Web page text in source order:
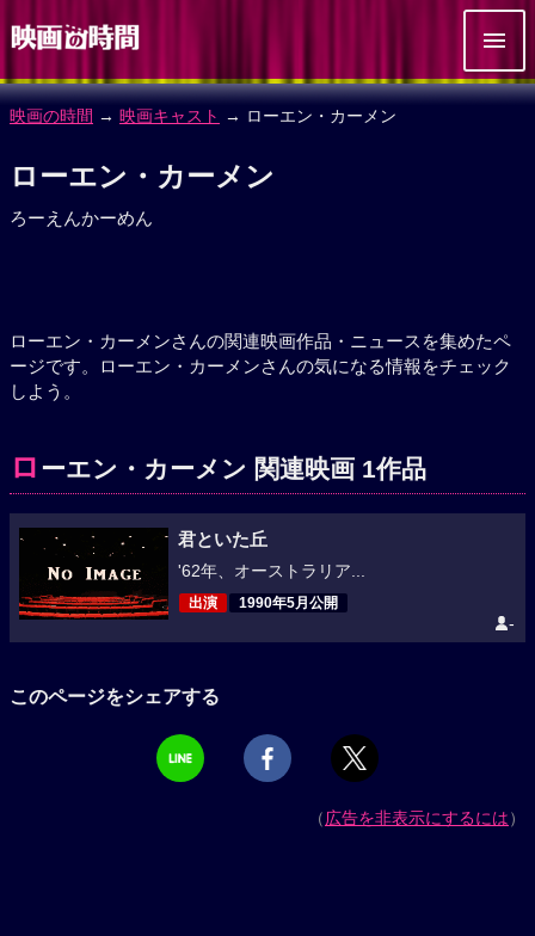
映画の時間 → 映画キャスト → ローエン・カーメン
ローエン・カーメン
ろーえんかーめん
ローエン・カーメンさんの関連映画作品・ニュースを集めたペ
ージです。ローエン・カーメンさんの気になる情報をチェック
しよう。
ロ ーエン・カーメン 関連映画 1作品
君といた丘
'62年、オーストラリア...
出演 1990年5月公開
-
このページをシェアする
（広告を非表示にするには）